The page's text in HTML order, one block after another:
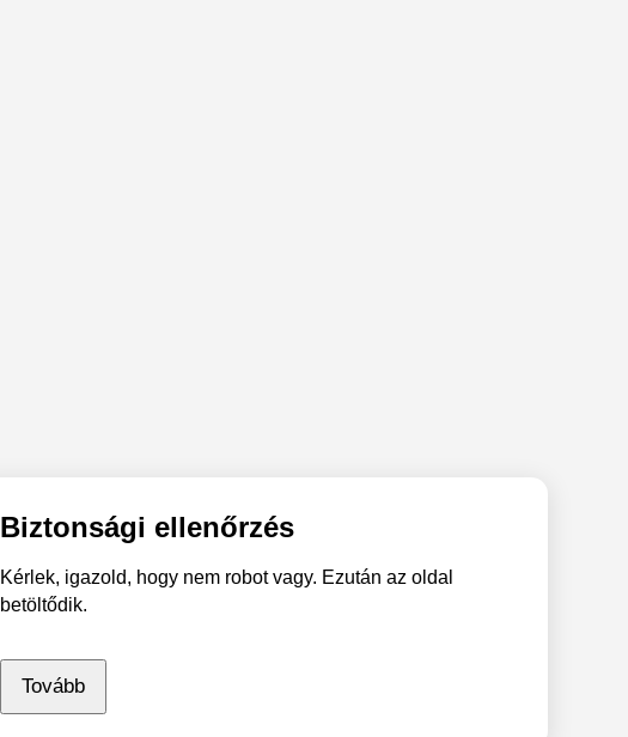
Biztonsági ellenőrzés
Kérlek, igazold, hogy nem robot vagy. Ezután az oldal
betöltődik.
Tovább